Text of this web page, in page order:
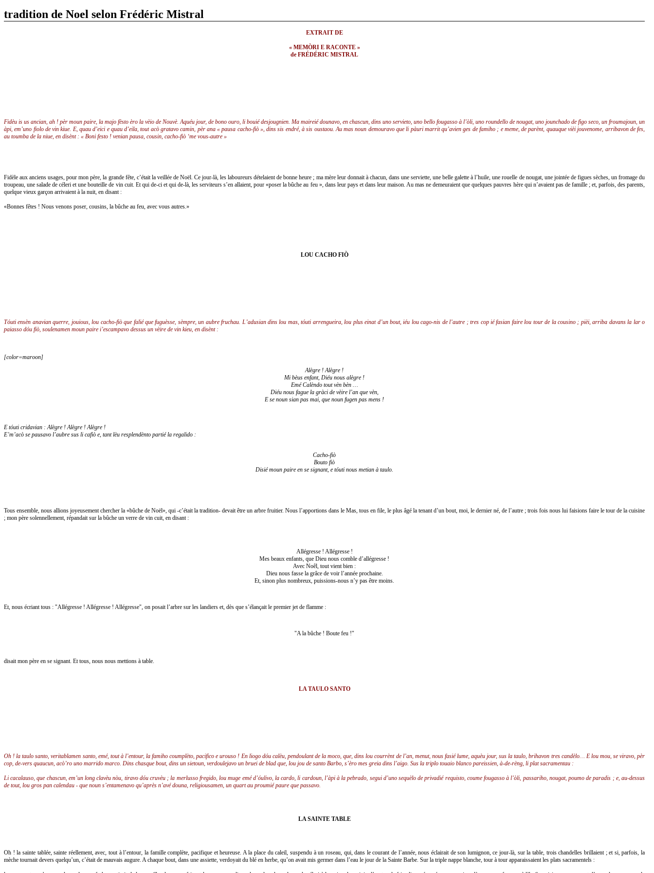
tradition de Noel selon Frédéric Mistral
EXTRAIT DE
« MEMÒRI E RACONTE »
de FRÉDÉRIC MISTRAL
Fidèu is us ancian, ah ! pèr moun paire, la majo fèsto èro la vèio de Nouvè. Aquéu jour, de bono ouro, li bouié desjougnien. Ma maireié dounavo, en chascun, dins uno servieto, uno bello fougasso à l’òli, uno roundello de nougat, uno jounchado de figo seco, un froumajoun, un
àpi, em’uno fiolo de vin kiue. E, quau d’eici e quau d’eila, tout acò gratavo camin, pèr ana « pausa cacho-fiò », dins sis endré, à sis oustaou. Au mas noun demouravo que li pàuri marrit qu’avien ges de famiho ; e meme, de parènt, quauque vièi jouvenome, arribavon de fes,
au toumba de la niue, en disènt : « Boni festo ! venian pausa, cousin, cacho-fiò ‘me vous-autre »
Fidèle aux anciens usages, pour mon père, la grande fête, c’était la veillée de Noël. Ce jour-là, les laboureurs dételaient de bonne heure ; ma mère leur donnait à chacun, dans une serviette, une belle galette à l’huile, une rouelle de nougat, une jointée de figues sèches, un fromage du
troupeau, une salade de céleri et une bouteille de vin cuit. Et qui de-ci et qui de-là, les serviteurs s’en allaient, pour «poser la bûche au feu », dans leur pays et dans leur maison. Au mas ne demeuraient que quelques pauvres hère qui n’avaient pas de famille ; et, parfois, des parents,
quelque vieux garçon arrivaient à la nuit, en disant :
«Bonnes fêtes ! Nous venons poser, cousins, la bûche au feu, avec vous autres.»
LOU CACHO FIÒ
Tóuti ensèn anavian querre, jouious, lou cacho-fiò que falié que fuguèsse, sèmpre, un aubre fruchau. L’adusian dins lou mas, tóuti arrengueira, lou plus einat d’un bout, iéu lou cago-nis de l’autre ; tres cop ié fasian faire lou tour de la cousino ; pièi, arriba davans la lar o
paiasso dóu fiò, soulenamen moun paire i’escampavo dessus un vèire de vin kieu, en disènt :
[color=maroon]
Alègre ! Alègre !
Mi bèus enfant, Diéu nous alègre !
Emé Calèndo tout vèn bèn …
Diéu nous fague la gràci de vèire l’an que vèn,
E se noun sian pas mai, que noun fugen pas mens !
E tóuti cridavian : Alègre ! Alègre ! Alègre !
E’m’acò se pausavo l’aubre sus li cafiò e, tant lèu resplendènto partié la regalido :
Cacho-fiò
Bouto fiò
Disié moun paire en se signant, e tóuti nous metian à taulo.
Tous ensemble, nous allions joyeusement chercher la «bûche de Noël», qui -c’était la tradition- devait être un arbre fruitier. Nous l’apportions dans le Mas, tous en file, le plus âgé la tenant d’un bout, moi, le dernier né, de l’autre ; trois fois nous lui faisions faire le tour de la cuisine
; mon père solennellement, répandait sur la bûche un verre de vin cuit, en disant :
Allégresse ! Allégresse !
Mes beaux enfants, que Dieu nous comble d’allégresse !
Avec Noêl, tout vient bien :
Dieu nous fasse la grâce de voir l’année prochaine.
Et, sinon plus nombreux, puissions-nous n’y pas être moins.
Et, nous écriant tous : "Allégresse ! Allégresse ! Allégresse", on posait l’arbre sur les landiers et, dès que s’élançait le premier jet de flamme :
"A la bûche ! Boute feu !"
disait mon père en se signant. Et tous, nous nous mettions à table.
LA TAULO SANTO
Oh ! la taulo santo, veritablamen santo, emé, tout à l’entour, la famiho coumplèto, pacifico e urouso ! En liogo dóu calèu, pendoulant de la moco, que, dins lou courrènt de l’an, menut, nous fasié lume, aquèu jour, sus la taulo, brihavon tres candèlo… E lou mou, se viravo, pèr
cop, de-vers quaucun, acò’ro uno marrido marco. Dins chasque bout, dins un sietoun, verdoulejavo un bruei de blad que, lou jou de santo Barbo, s’èro mes greia dins l’aigo. Sus la triplo touaio blanco pareissien, à-de-rèng, li plat sacramentau :
Li cacalauso, que chascun, em’un long clavèu nòu, tiravo dóu cruvèu ; la merlusso fregido, lou muge emé d’óulivo, la cardo, li cardoun, l’àpi à la pebrado, segui d’uno sequèlo de privadié requisto, coume fougasso à l’òli, passariho, nougat, poumo de paradis ; e, au-dessus
de tout, lou gros pan calendau - que noun s’entamenavo qu’après n’avé douna, religiousamen, un quart au proumié paure que passavo.
LA SAINTE TABLE
Oh ! la sainte tablée, sainte réellement, avec, tout à l’entour, la famille complète, pacifique et heureuse. A la place du caleil, suspendu à un roseau, qui, dans le courant de l’année, nous éclairait de son lumignon, ce jour-là, sur la table, trois chandelles brillaient ; et si, parfois, la
mèche tournait devers quelqu’un, c’était de mauvais augure. A chaque bout, dans une assiette, verdoyait du blé en herbe, qu’on avait mis germer dans l’eau le jour de la Sainte Barbe. Sur la triple nappe blanche, tour à tour apparaissaient les plats sacramentels :